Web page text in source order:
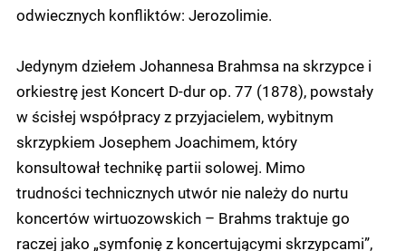
odwiecznych konfliktów: Jerozolimie.
Jedynym dziełem Johannesa Brahmsa na skrzypce i
orkiestrę jest Koncert D-dur op. 77 (1878), powstały
w ścisłej współpracy z przyjacielem, wybitnym
skrzypkiem Josephem Joachimem, który
konsultował technikę partii solowej. Mimo
trudności technicznych utwór nie należy do nurtu
koncertów wirtuozowskich – Brahms traktuje go
raczej jako „symfonię z koncertującymi skrzypcami”,